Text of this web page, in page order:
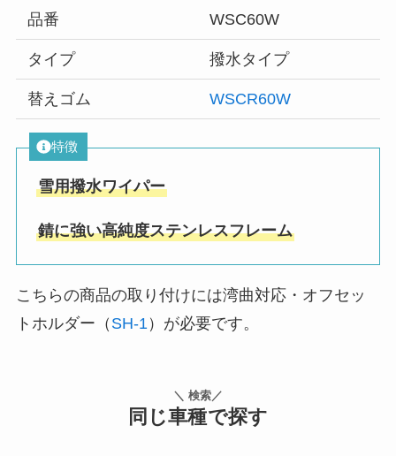
品番 WSC60W
タイプ 撥水タイプ
替えゴム WSCR60W
特徴
雪用撥水ワイパー
錆に強い高純度ステンレスフレーム
こちらの商品の取り付けには湾曲対応・オフセッ
トホルダー（ SH-1）が必要です。
＼ 検索／
同じ車種で探す